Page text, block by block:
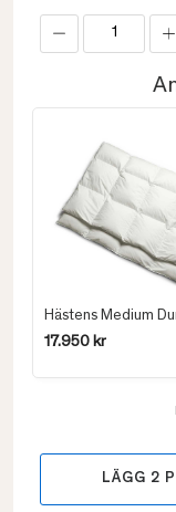
Hästens Medium
17.950 kr
LÄGG 2